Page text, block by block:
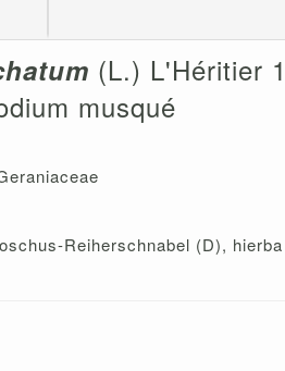
(L.) L'Héritier
musqué
Reiherschnabel (D),